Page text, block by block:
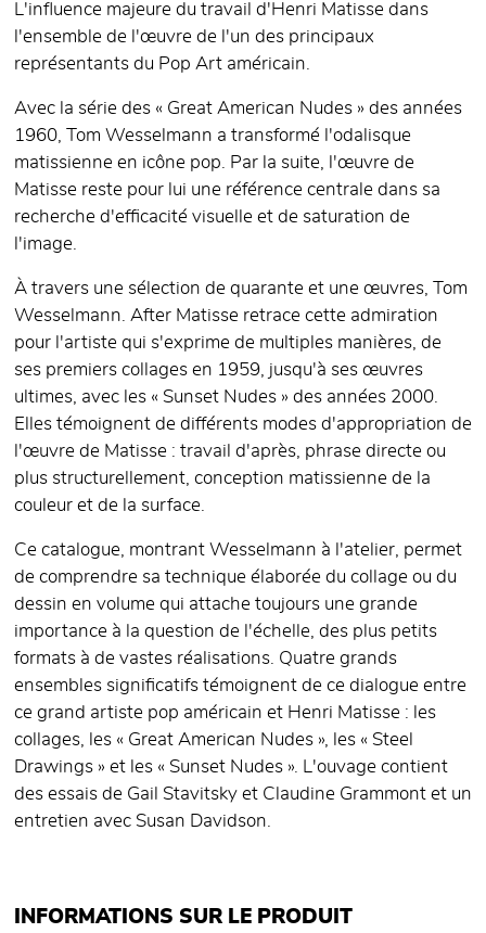
L'influence majeure du travail d'Henri Matisse dans
l'ensemble de l'œuvre de l'un des principaux
représentants du Pop Art américain.
Avec la série des « Great American Nudes » des années
1960, Tom Wesselmann a transformé l'odalisque
matissienne en icône pop. Par la suite, l'œuvre de
Matisse reste pour lui une référence centrale dans sa
recherche d'efficacité visuelle et de saturation de
l'image.
À travers une sélection de quarante et une œuvres, Tom
Wesselmann. After Matisse retrace cette admiration
pour l'artiste qui s'exprime de multiples manières, de
ses premiers collages en 1959, jusqu'à ses œuvres
ultimes, avec les « Sunset Nudes » des années 2000.
Elles témoignent de différents modes d'appropriation de
l'œuvre de Matisse : travail d'après, phrase directe ou
plus structurellement, conception matissienne de la
couleur et de la surface.
Ce catalogue, montrant Wesselmann à l'atelier, permet
de comprendre sa technique élaborée du collage ou du
dessin en volume qui attache toujours une grande
importance à la question de l'échelle, des plus petits
formats à de vastes réalisations. Quatre grands
ensembles significatifs témoignent de ce dialogue entre
ce grand artiste pop américain et Henri Matisse : les
collages, les « Great American Nudes », les « Steel
Drawings » et les « Sunset Nudes ». L'ouvage contient
des essais de Gail Stavitsky et Claudine Grammont et un
entretien avec Susan Davidson.
INFORMATIONS SUR LE PRODUIT